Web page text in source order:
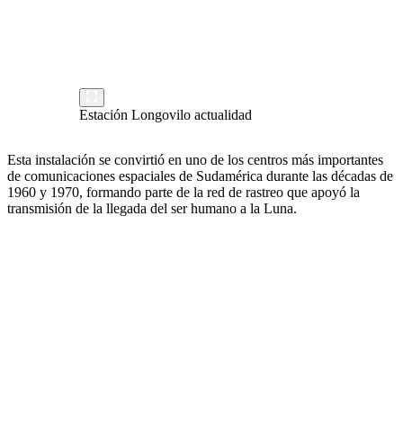
Estación Longovilo actualidad
Esta instalación se convirtió en uno de los centros más importantes
de comunicaciones espaciales de Sudamérica durante las décadas de
1960 y 1970, formando parte de la red de rastreo que apoyó la
transmisión de la llegada del ser humano a la Luna.